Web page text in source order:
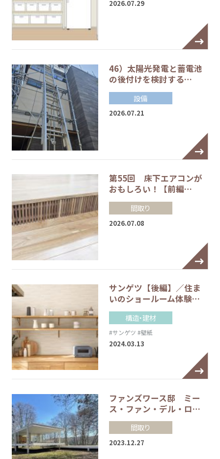
2026.07.29
46）太陽光発電と蓄電池
の後付けを検討する…
設備
2026.07.21
第55回 床下エアコンが
おもしろい！【前編…
間取り
2026.07.08
サンゲツ【後編】／住ま
いのショールーム体験…
構造・建材
#サンゲツ #壁紙
2024.03.13
ファンズワース邸 ミー
ス・ファン・デル・ロ…
間取り
2023.12.27